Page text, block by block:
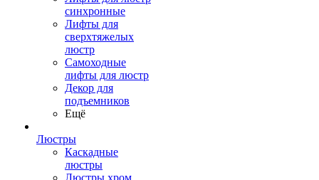
синхронные
Лифты для
сверхтяжелых
люстр
Самоходные
лифты для люстр
Декор для
подъемников
Ещё
Люстры
Каскадные
люстры
Люстры хром